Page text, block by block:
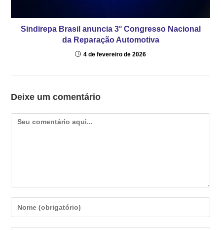
Sindirepa Brasil anuncia 3° Congresso Nacional
da Reparação Automotiva
4 de fevereiro de 2026
Deixe um comentário